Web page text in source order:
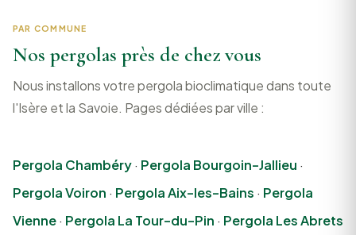
PAR COMMUNE
Nos pergolas près de chez vous
Nous installons votre pergola bioclimatique dans toute
l'Isère et la Savoie. Pages dédiées par ville :
Pergola Chambéry· Pergola Bourgoin-Jallieu ·
Pergola Voiron · Pergola Aix-les-Bains · Pergola
Vienne· Pergola La Tour-du-Pin · Pergola Les Abrets